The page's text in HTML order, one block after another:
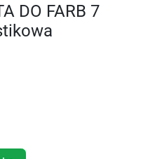
DO FARB 7